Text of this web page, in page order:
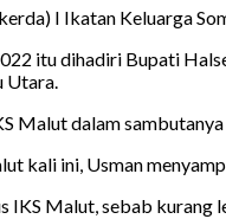
I Ikatan Keluarga
itu dihadiri Bupati
Utara.
Malut dalam
kali ini, Usman
Malut, sebab kurang